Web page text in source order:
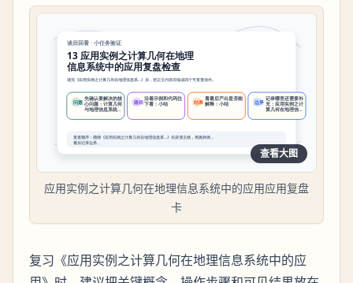
查看大图
应用实例之计算几何在地理信息系统中的应用应用复盘
卡
复习《应用实例之计算几何在地理信息系统中的应